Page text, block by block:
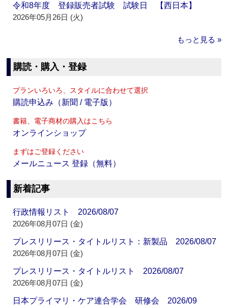
令和8年度 登録販売者試験 試験日 【西日本】
2026年05月26日 (火)
もっと見る »
購読・購入・登録
プランいろいろ、スタイルに合わせて選択
購読申込み（新聞 / 電子版）
書籍、電子商材の購入はこちら
オンラインショップ
まずはご登録ください
メールニュース 登録（無料）
新着記事
行政情報リスト 2026/08/07
2026年08月07日 (金)
プレスリリース・タイトルリスト：新製品 2026/08/07
2026年08月07日 (金)
プレスリリース・タイトルリスト 2026/08/07
2026年08月07日 (金)
日本プライマリ・ケア連合学会 研修会 2026/09